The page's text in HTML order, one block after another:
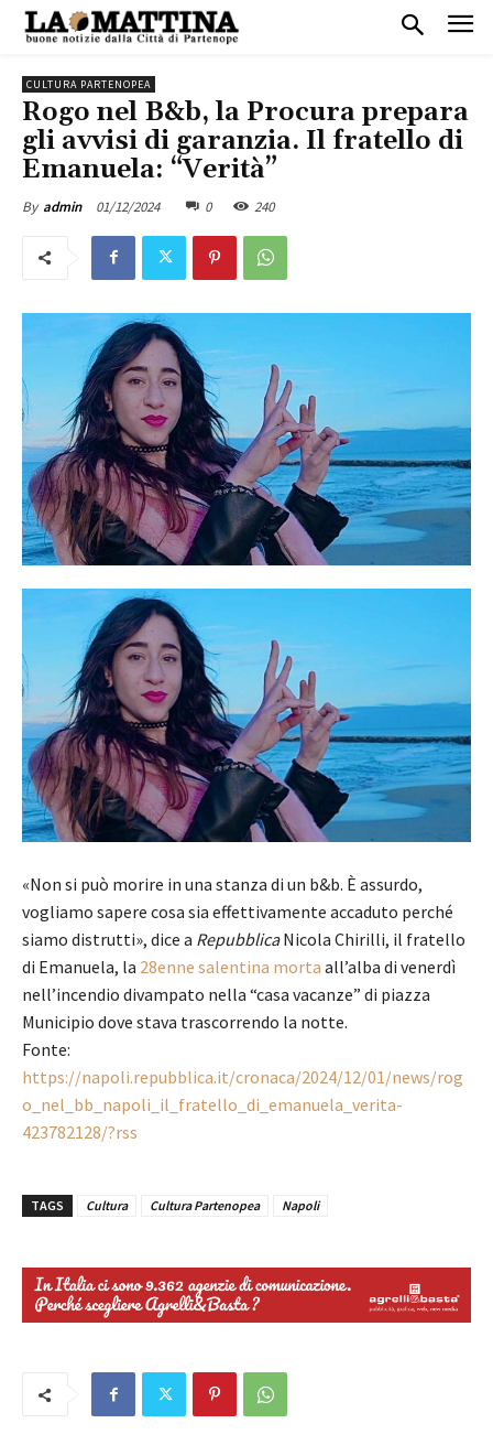
CULTURA PARTENOPEA
Rogo nel B&b, la Procura prepara
gli avvisi di garanzia. Il fratello di
Emanuela: “Verità”
By admin 01/12/2024 0 240
«Non si può morire in una stanza di un b&b. È assurdo,
vogliamo sapere cosa sia effettivamente accaduto perché
siamo distrutti», dice a RepubblicaNicola Chirilli, il fratello
di Emanuela, la 28enne salentina morta all’alba di venerdì
nell’incendio divampato nella “casa vacanze” di piazza
Municipio dove stava trascorrendo la notte.
Fonte:
https://napoli.repubblica.it/cronaca/2024/12/01/news/rog
o_nel_bb_napoli_il_fratello_di_emanuela_verita-
423782128/?rss
TAGS Cultura Cultura Partenopea Napoli